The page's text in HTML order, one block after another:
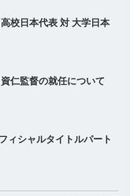
校日本代表 対 大学日本
仁監督の就任について
ィシャルタイトルパート